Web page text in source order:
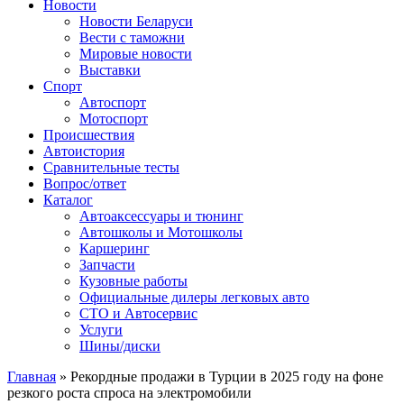
Сайт про автомобили
Новости
Новости Беларуси
Вести с таможни
Мировые новости
Выставки
Спорт
Автоспорт
Мотоспорт
Происшествия
Автоистория
Сравнительные тесты
Вопрос/ответ
Каталог
Автоакcессуары и тюнинг
Автошколы и Мотошколы
Каршеринг
Запчасти
Кузовные работы
Официальные дилеры легковых авто
СТО и Автосервис
Услуги
Шины/диски
Главная » Рекордные продажи в Турции в 2025 году на фоне
резкого роста спроса на электромобили